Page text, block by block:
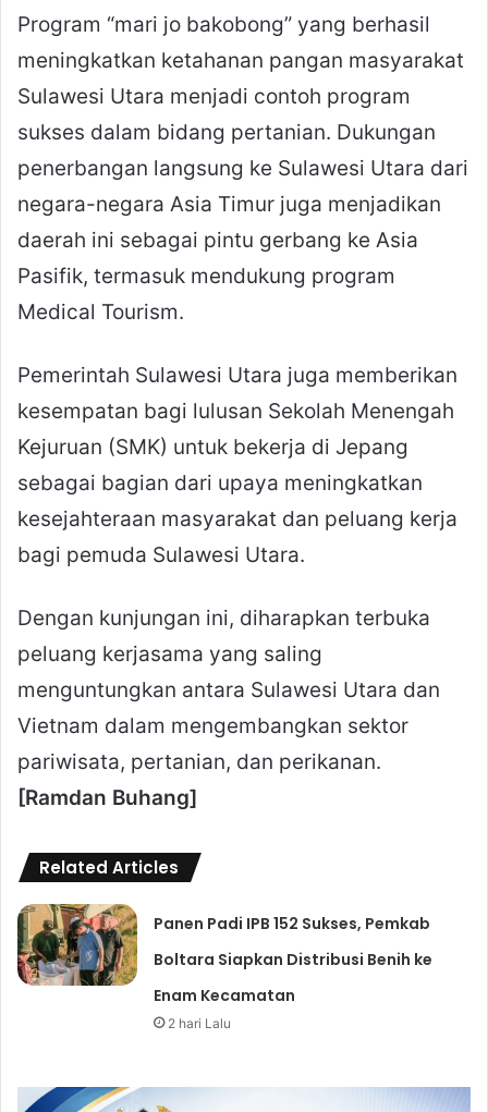
Program “mari jo bakobong” yang berhasil
meningkatkan ketahanan pangan masyarakat
Sulawesi Utara menjadi contoh program
sukses dalam bidang pertanian. Dukungan
penerbangan langsung ke Sulawesi Utara dari
negara-negara Asia Timur juga menjadikan
daerah ini sebagai pintu gerbang ke Asia
Pasifik, termasuk mendukung program
Medical Tourism.
Pemerintah Sulawesi Utara juga memberikan
kesempatan bagi lulusan Sekolah Menengah
Kejuruan (SMK) untuk bekerja di Jepang
sebagai bagian dari upaya meningkatkan
kesejahteraan masyarakat dan peluang kerja
bagi pemuda Sulawesi Utara.
Dengan kunjungan ini, diharapkan terbuka
peluang kerjasama yang saling
menguntungkan antara Sulawesi Utara dan
Vietnam dalam mengembangkan sektor
pariwisata, pertanian, dan perikanan.
[Ramdan Buhang]
Related Articles
Panen Padi IPB 152 Sukses, Pemkab
Boltara Siapkan Distribusi Benih ke
Enam Kecamatan
2 hari Lalu